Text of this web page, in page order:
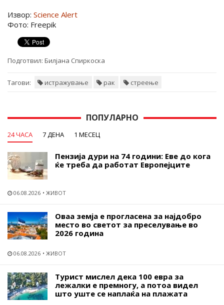
Извор: Science Alert
Фото: Freepik
Подготвил: Билјана Спиркоска
Тагови: истражување рак стреење
ПОПУЛАРНО
24 ЧАСА 7 ДЕНА 1 МЕСЕЦ
Пензија дури на 74 години: Еве до кога
ќе треба да работат Европејците
06.08.2026 ЖИВОТ
Оваа земја е прогласена за најдобро
место во светот за преселување во
2026 година
06.08.2026 ЖИВОТ
Турист мислел дека 100 евра за
лежалки е премногу, а потоа видел
што уште се наплаќа на плажата